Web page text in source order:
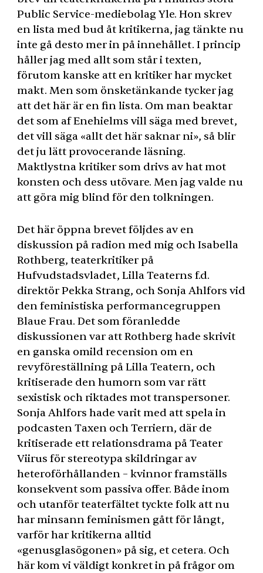
Public Service-mediebolag Yle. Hon skrev
en lista med bud åt kritikerna, jag tänkte nu
inte gå desto mer in på innehållet. I princip
håller jag med allt som står i texten,
förutom kanske att en kritiker har mycket
makt. Men som önsketänkande tycker jag
att det här är en fin lista. Om man beaktar
det som af Enehielms vill säga med brevet,
det vill säga «allt det här saknar ni», så blir
det ju lätt provocerande läsning.
Maktlystna kritiker som drivs av hat mot
konsten och dess utövare. Men jag valde nu
att göra mig blind för den tolkningen.
Det här öppna brevet följdes av en
diskussion på radion med mig och Isabella
Rothberg, teaterkritiker på
Hufvudstadsvladet, Lilla Teaterns f.d.
direktör Pekka Strang, och Sonja Ahlfors vid
den feministiska performancegruppen
Blaue Frau. Det som föranledde
diskussionen var att Rothberg hade skrivit
en ganska omild recension om en
revyföreställning på Lilla Teatern, och
kritiserade den humorn som var rätt
sexistisk och riktades mot transpersoner.
Sonja Ahlfors hade varit med att spela in
podcasten Taxen och Terriern, där de
kritiserade ett relationsdrama på Teater
Viirus för stereotypa skildringar av
heteroförhållanden – kvinnor framställs
konsekvent som passiva offer. Både inom
och utanför teaterfältet tyckte folk att nu
har minsann feminismen gått för långt,
varför har kritikerna alltid
«genusglasögonen» på sig, et cetera. Och
här kom vi väldigt konkret in på frågor om